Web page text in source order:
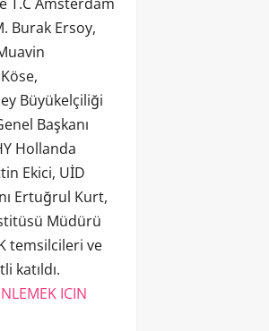
Burak Ersoy,
Büyükelçiliği
Başkanı
Hollanda
Ekici, UİD
Ertuğrul Kurt,
Müdürü
temsilcileri ve
katıldı.
ICIN